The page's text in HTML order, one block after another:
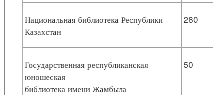
Национальная библиотека Республики
Казахстан
280
Государственная республиканская
юношеская
библиотека имени Жамбыла
50